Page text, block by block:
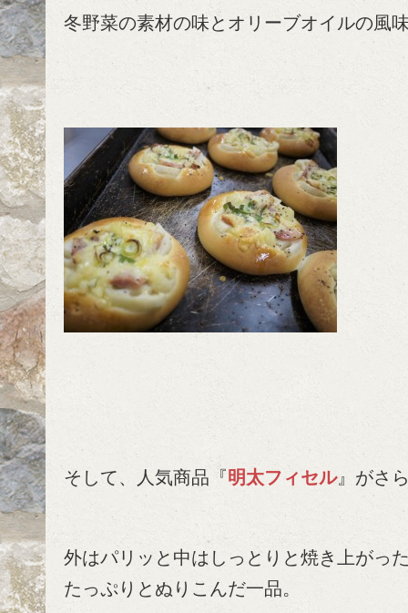
冬野菜の素材の味とオリーブオイルの風
そして、人気商品『明太フィセル』がさ
外はパリッと中はしっとりと焼き上がっ
たっぷりとぬりこんだ一品。